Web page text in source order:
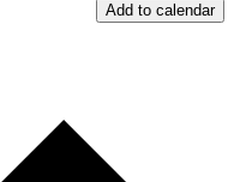
Add to calendar